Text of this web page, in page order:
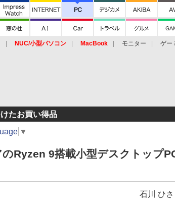
NUC/小型パソコン MacBook モニター ゲー
たお買い得品
▼
のRyzen 9搭載小型デスクトップ
石川 ひさ